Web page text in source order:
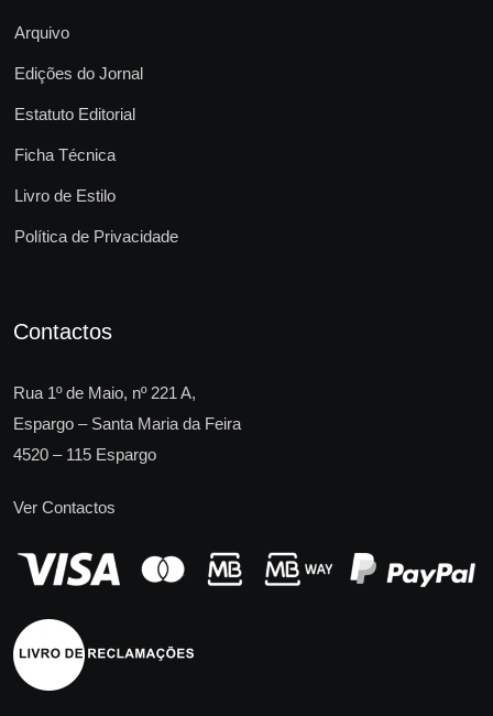
Arquivo
Edições do Jornal
Estatuto Editorial
Ficha Técnica
Livro de Estilo
Política de Privacidade
Contactos
Rua 1º de Maio, nº 221 A,
Espargo – Santa Maria da Feira
4520 – 115 Espargo
Ver Contactos